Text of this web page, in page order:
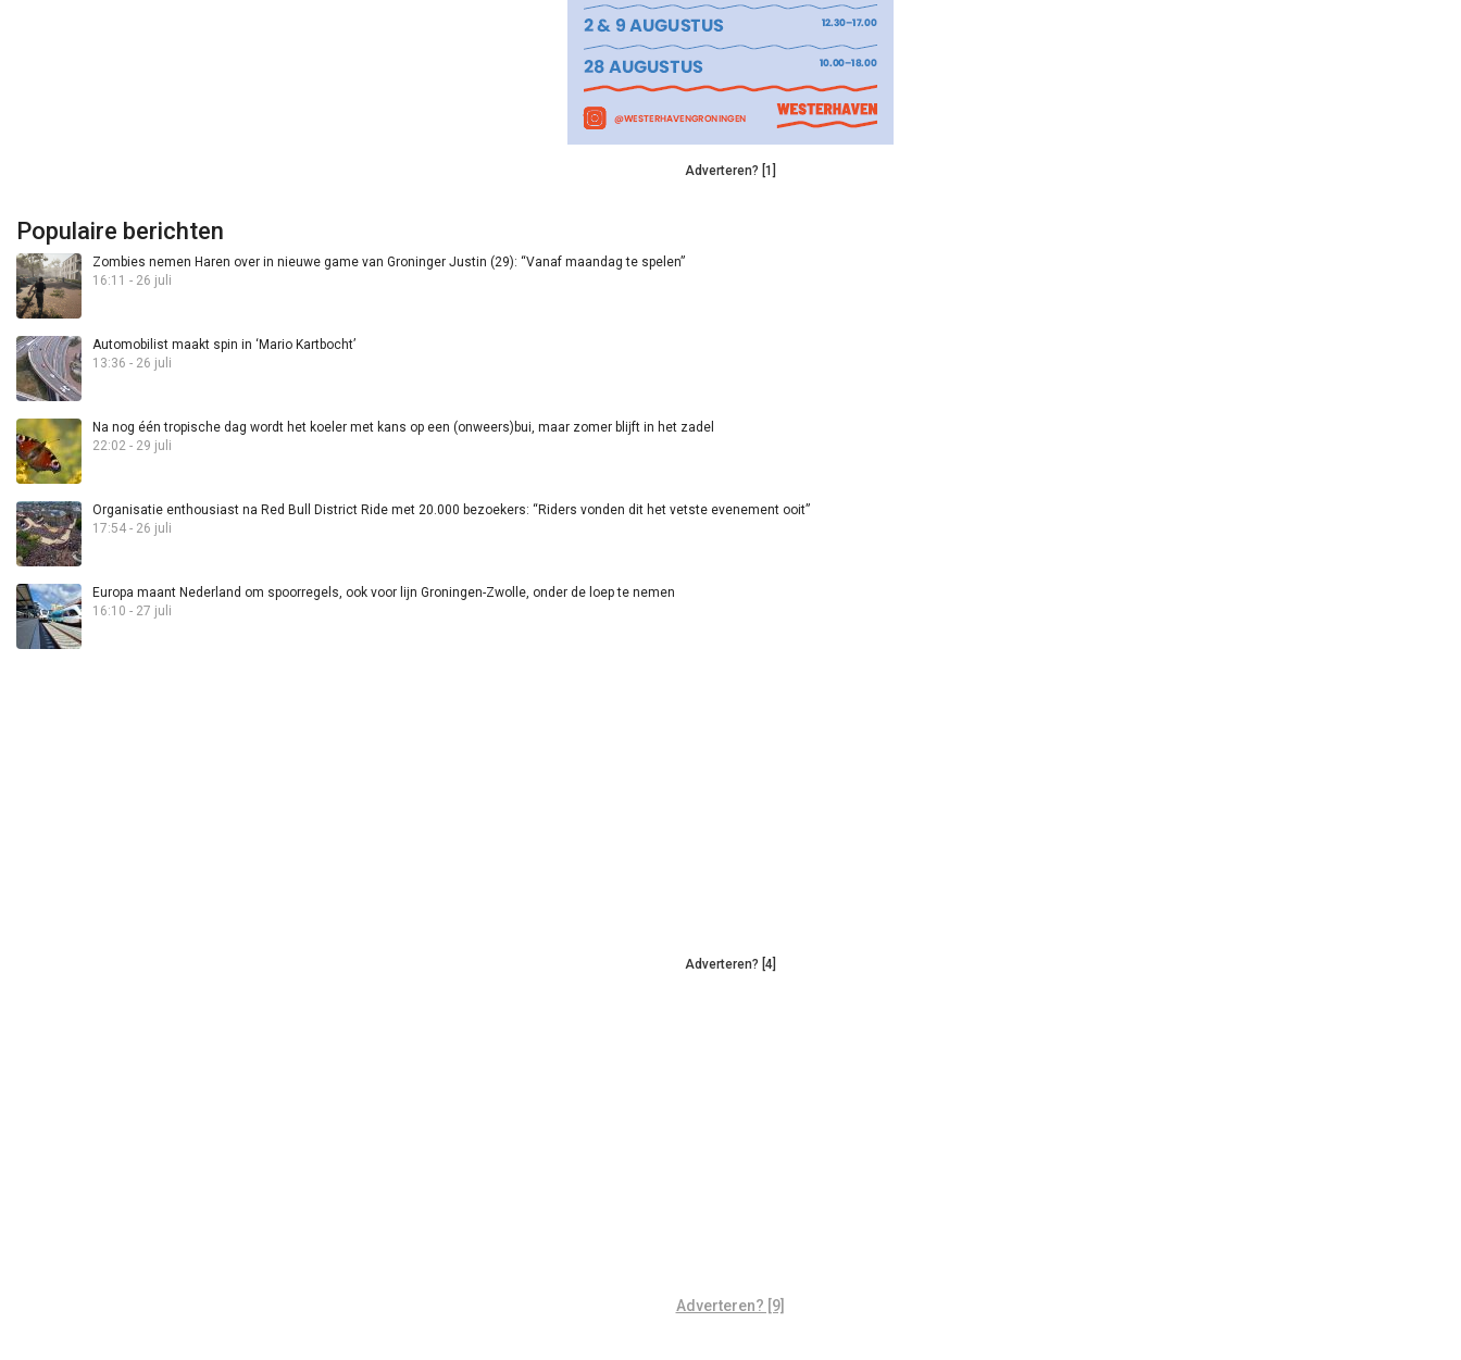
Adverteren? [1]
Populaire berichten
Zombies nemen Haren over in nieuwe game van Groninger Justin (29): “Vanaf maandag te spelen”
16:11 - 26 juli
Automobilist maakt spin in ‘Mario Kartbocht’
13:36 - 26 juli
Na nog één tropische dag wordt het koeler met kans op een (onweers)bui, maar zomer blijft in het zadel
22:02 - 29 juli
Organisatie enthousiast na Red Bull District Ride met 20.000 bezoekers: “Riders vonden dit het vetste evenement ooit”
17:54 - 26 juli
Europa maant Nederland om spoorregels, ook voor lijn Groningen-Zwolle, onder de loep te nemen
16:10 - 27 juli
Adverteren? [4]
Adverteren? [9]